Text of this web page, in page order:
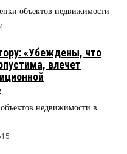
объектов недвижимости
«Убеждены, что
влечет
объектов недвижимости в